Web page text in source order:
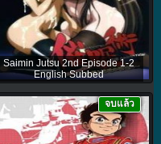
Saimin Jutsu 2nd Episode 1-2
English Subbed
จบแล้ว